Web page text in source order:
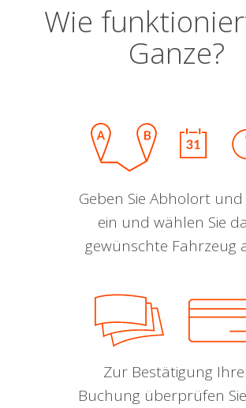
Wie
Ganze?
Geben Sie Abholort und
ein und wählen Sie
gewünschte Fahrzeug
Zur Bestätigung
Buchung überprüfen